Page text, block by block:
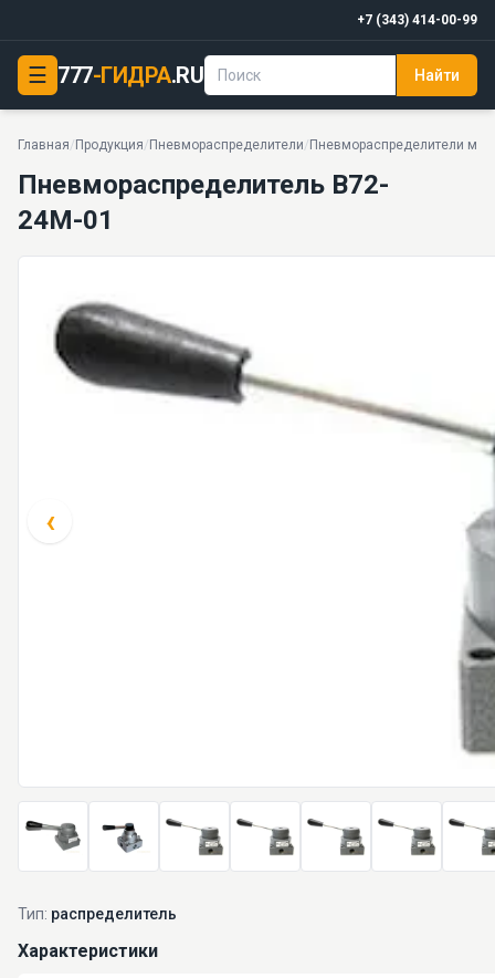
+7 (343) 414-00-99
☰ 777-ГИДРА.RU Найти
Главная/ Продукция/ Пневмораспределители/ Пневмораспределители
Пневмораспределитель В72-24М-01
Пневмораспределитель В72-
24М-01
‹
Тип: распределитель
Характеристики